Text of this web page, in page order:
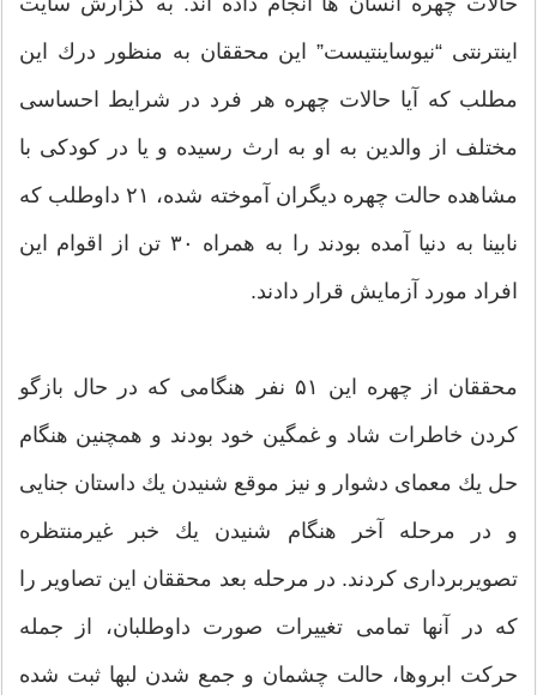
اینترنتی “نیوساینتیست” این محققان به منظور درك این
مطلب كه آیا حالات چهره هر فرد در شرایط احساسی
مختلف از والدین به او به ارث رسیده و یا در كودكی با
مشاهده حالت چهره دیگران آموخته شده، ۲۱ داوطلب كه
نابینا به دنیا آمده بودند را به همراه ۳۰ تن از اقوام این
افراد مورد آزمایش قرار دادند.
محققان از چهره این ۵۱ نفر هنگامی كه در حال بازگو
كردن خاطرات شاد و غمگین خود بودند و همچنین هنگام
حل یك معمای دشوار و نیز موقع شنیدن یك داستان جنایی
و در مرحله آخر هنگام شنیدن یك خبر غیرمنتظره
تصویربرداری كردند. در مرحله بعد محققان این تصاویر را
كه در آنها تمامی تغییرات صورت داوطلبان، از جمله
حركت ابروها، حالت چشمان و جمع شدن لبها ثبت شده